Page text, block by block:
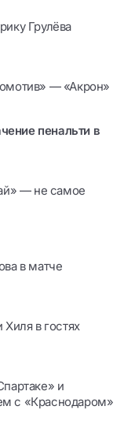
Грулёва
— «Акрон»
пенальти в
— не самое
в матче
в гостях
и
с «Краснодаром»